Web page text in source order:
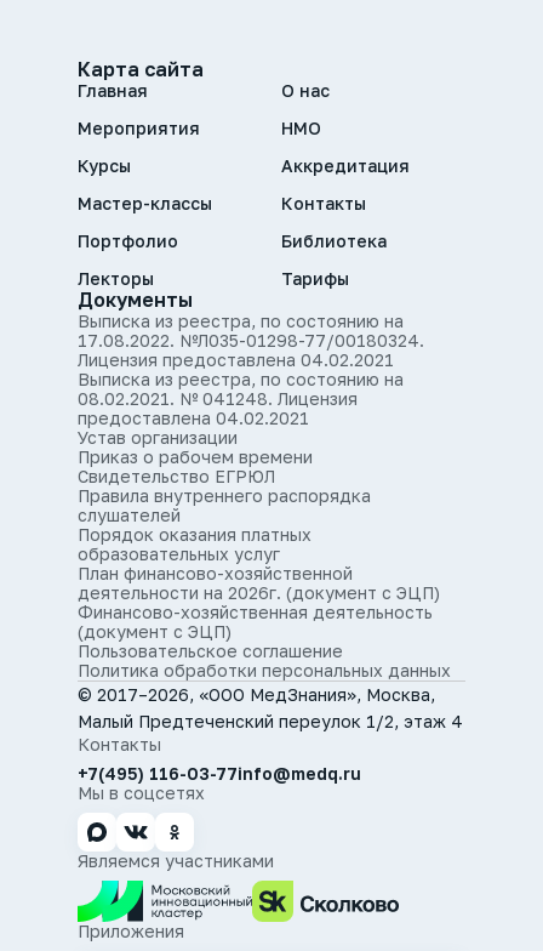
Карта сайта
Главная
Мероприятия
Курсы
Мастер-классы
Портфолио
Лекторы
О нас
НМО
Аккредитация
Контакты
Библиотека
Тарифы
Документы
Выписка из реестра, по состоянию на
17.08.2022. №Л035-01298-77/00180324.
Лицензия предоставлена 04.02.2021
Выписка из реестра, по состоянию на
08.02.2021. № 041248. Лицензия
предоставлена 04.02.2021
Устав организации
Приказ о рабочем времени
Свидетельство ЕГРЮЛ
Правила внутреннего распорядка
слушателей
Порядок оказания платных
образовательных услуг
План финансово-хозяйственной
деятельности на 2026г. (документ с ЭЦП)
Финансово-хозяйственная деятельность
(документ с ЭЦП)
Пользовательское соглашение
Политика обработки персональных данных
© 2017–2026, «ООО МедЗнания», Москва,
Малый Предтеченский переулок 1/2, этаж 4
Контакты
+7(495) 116-03-77info@medq.ru
Мы в соцсетях
Являемся участниками
Приложения